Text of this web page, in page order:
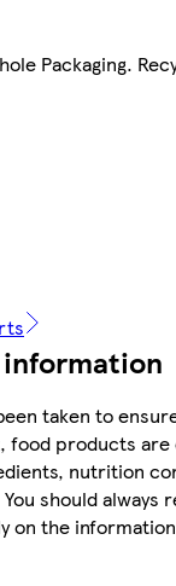
Packaging.
taken to
products are
nutrition
should always
on the